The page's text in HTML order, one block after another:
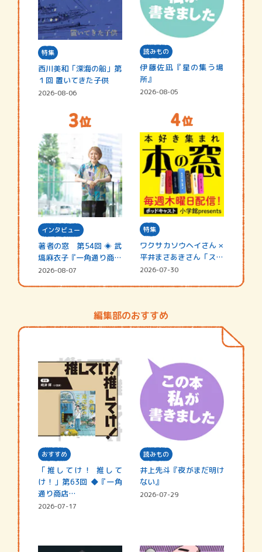
特集
西川美和「深海の船」第
１回 置いてきた子供
2026-08-06
読みもの
伊藤佐凪『星の集う場
所』
2026-08-05
インタビュー
著者の窓 第54回 ◈ 武
塙麻衣子『一角通り商店
街の…
2026-08-07
特集
ワクサカソウヘイさん ×
平井まさあきさん「スペ
シャ…
2026-07-30
編集部のおすすめ
おすすめ
「推してけ！ 推して
け！」第63回 ◆『一角
通り商店…
2026-07-17
読みもの
井上先斗『夜がまだ明け
ない』
2026-07-29